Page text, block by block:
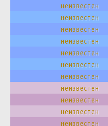
неизвестен
неизвестен
неизвестен
неизвестен
неизвестен
неизвестен
неизвестен
неизвестен
неизвестен
неизвестен
неизвестен